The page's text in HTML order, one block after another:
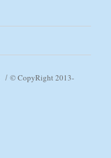
© CopyRight 2013-